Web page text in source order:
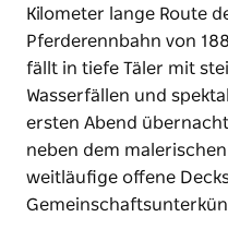
Kilometer lange Route
Pferderennbahn von
fällt in tiefe Täler mit
Wasserfällen und
ersten Abend
neben dem
weitläufige offene